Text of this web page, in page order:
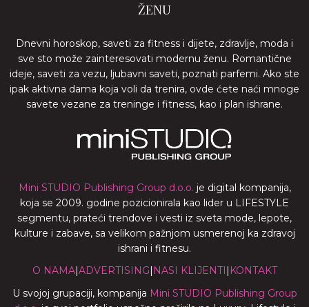
ŽENU
Dnevni horoskop, saveti za fitness i dijete, zdravlje, moda i
sve sto može zainteresovati modernu ženu. Romantične
ideje, saveti za vezu, ljubavni saveti, poznati parfemi. Ako ste
ipak aktivna dama koja voli da trenira, ovde ćete naći mnoge
savete vezane za treninge i fitness, kao i plan ishrane.
Mini STUDIO Publishing Group d.o.o. je digital kompanija,
koja se 2009. godine pozicionirala kao lider u LIFESTYLE
segmentu, prateći trendove i vesti iz sveta mode, lepote,
kulture i zabave, sa velikom pažnjom usmerenoj ka zdravoj
ishrani i fitnesu.
O NAMA|ADVERTISING| NASI KLIJENTI | KONTAKT
U svojoj grupaciji, kompanija Mini STUDIO Publishing Group